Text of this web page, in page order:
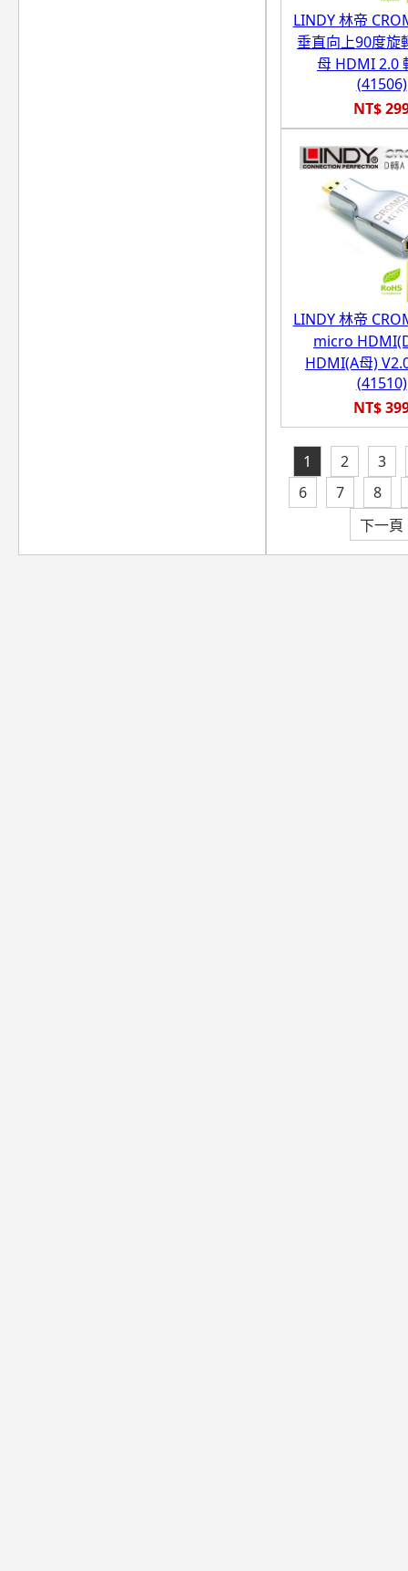
LINDY 林帝
垂直向上90度旋
母 HDMI 2.0
(41506)
NT$
LINDY 林帝
micro
HDMI(A母)
(41510)
NT$
1 2
3
6
7
8
下一頁